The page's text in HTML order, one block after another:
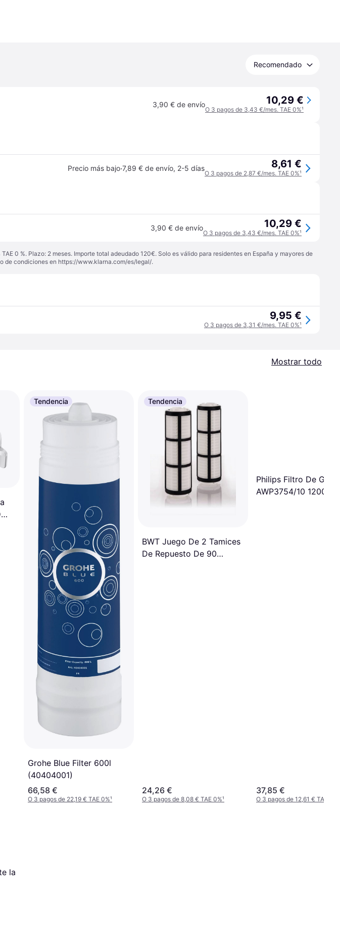
Recomendado
3,90 € de envío 10,29 €
O 3 pagos de 3,43 €/mes. TAE 0%¹
Precio más bajo·7,89 € de envío, 2-5 días 8,61 €
O 3 pagos de 2,87 €/mes. TAE 0%¹
3,90 € de envío 10,29 €
O 3 pagos de 3,43 €/mes. TAE 0%¹
0 %. Plazo: 2 meses. Importe total adeudado 120€. Solo es válido para residentes en España y mayores de
de condiciones en https://www.klarna.com/es/legal/.
9,95 €
O 3 pagos de 3,31 €/mes. TAE 0%¹
Mostrar todo
Tendencia
Grohe Blue Filter 600l
(40404001)
66,58 €
O 3 pagos de 22,19 € TAE 0%¹
Tendencia
BWT Juego De 2 Tamices
De Repuesto De 90
24,26 €
O 3 pagos de 8,08 € TAE 0%¹
Philips Filtro De Grifo
AWP3754/10 1200 L
37,85 €
O 3 pagos de 12,61 € TAE 0%
la